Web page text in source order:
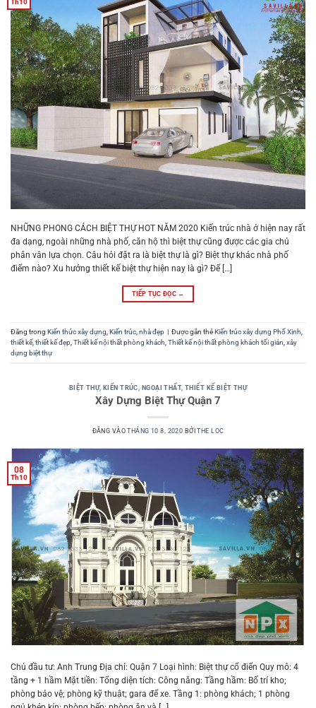
Th10
NHỮNG PHONG CÁCH BIỆT THỰ HOT NĂM 2020 Kiến trúc nhà ở hiện nay rất
đa dạng, ngoài những nhà phố, căn hộ thì biệt thự cũng được các gia chủ
phân vân lựa chọn. Câu hỏi đặt ra là biệt thự là gì? Biệt thự khác nhà phố
điểm nào? Xu hướng thiết kế biệt thự hiện nay là gì? Để […]
TIẾP TỤC ĐỌC →
Đăng trong Kiến thức xây dựng Kiến trúc nhà đẹp | Được gắn thẻKiến trúc xây dựng Phố Xinh
thiết kế, thiết kế đẹp Thiết kế nội thất phòng khách Thiết kế nội thất phòng khách tối giản xây
dựng biệt thự
BIỆT THỰ, KIẾN TRÚC NGOẠI THẤT, THIẾT KẾ BIỆT THỰ
Xây Dựng Biệt Thự Quận 7
ĐĂNG VÀOTHÁNG 10 8, 2020 BỞITHE LOC
08
Th10
Chủ đầu tư: Anh Trung Địa chỉ: Quận 7 Loại hình: Biệt thự cổ điển Quy mô: 4
tầng + 1 hầm Mặt tiền: Tổng diện tích: Công năng: Tầng hầm: Bố trí kho;
phòng bảo vệ; phòng kỹ thuật; gara để xe. Tầng 1: phòng khách; 1 phòng